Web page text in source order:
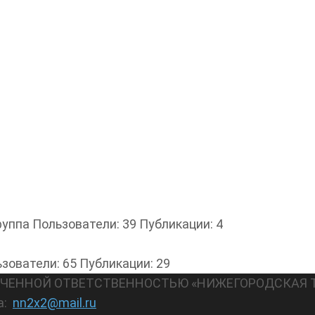
Пользователи: 39 Публикации: 4
65 Публикации: 29
ОТВЕТСТВЕННОСТЬЮ «НИЖЕГОРОДСКАЯ
nn2x2@mail.ru